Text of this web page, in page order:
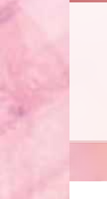
Перейти
к